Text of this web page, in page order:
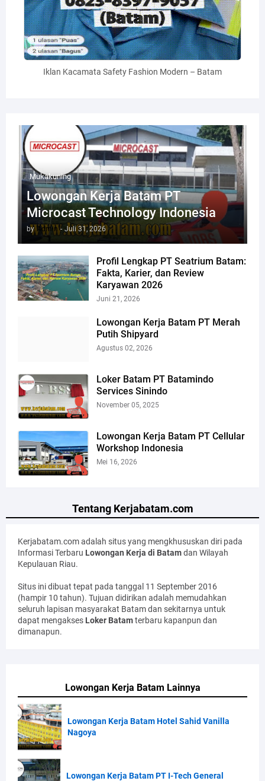
Iklan Kacamata Safety Fashion Modern – Batam
Mukakuning
Lowongan Kerja Batam PT
Microcast Technology Indonesia
by Admin - Juli 31, 2026
Profil Lengkap PT Seatrium Batam:
Fakta, Karier, dan Review
Karyawan 2026
Juni 21, 2026
Lowongan Kerja Batam PT Merah
Putih Shipyard
Agustus 02, 2026
Loker Batam PT Batamindo
Services Sinindo
November 05, 2025
Lowongan Kerja Batam PT Cellular
Workshop Indonesia
Mei 16, 2026
Tentang Kerjabatam.com
Kerjabatam.com adalah situs yang mengkhususkan diri pada
Informasi Terbaru Lowongan Kerja di Batamdan Wilayah
Kepulauan Riau.
Situs ini dibuat tepat pada tanggal 11 September 2016
(hampir 10 tahun). Tujuan didirikan adalah memudahkan
seluruh lapisan masyarakat Batam dan sekitarnya untuk
dapat mengakses Loker Batamterbaru kapanpun dan
dimanapun.
Lowongan Kerja Batam Lainnya
Lowongan Kerja Batam Hotel Sahid Vanilla
Nagoya
Lowongan Kerja Batam PT I-Tech General